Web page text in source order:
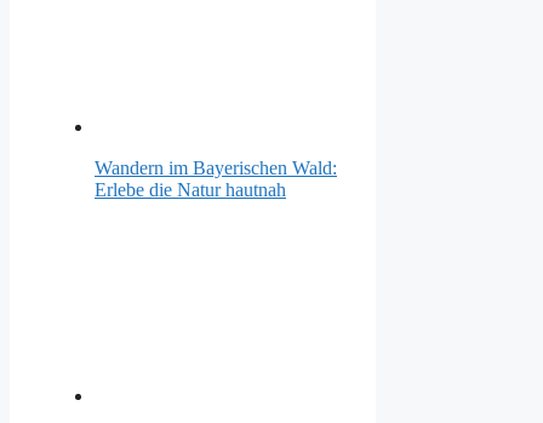
Wandern im Bayerischen Wald:
Erlebe die Natur hautnah